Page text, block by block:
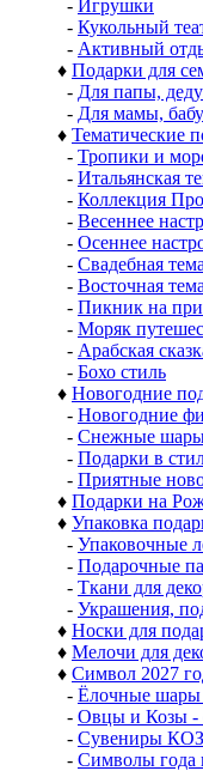
- Игрушки
- Кукольный
- Активный
♦ Подарки для
- Для папы,
- Для мамы,
♦ Тематические
- Тропики и
- Итальянская
- Коллекция
- Весеннее
- Осеннее
- Свадебная
- Восточная
- Пикник на
- Моряк
- Арабская
- Бохо стиль
♦ Новогодние
- Новогодние
- Снежные
- Подарки в
- Приятные
♦ Подарки на
♦ Упаковка
- Упаковочные
- Подарочные
- Ткани для
- Украшения,
♦ Носки для
♦ Мелочи для
♦ Символ 2027
- Ёлочные шары
- Овцы и Козы -
- Сувениры
- Символы года